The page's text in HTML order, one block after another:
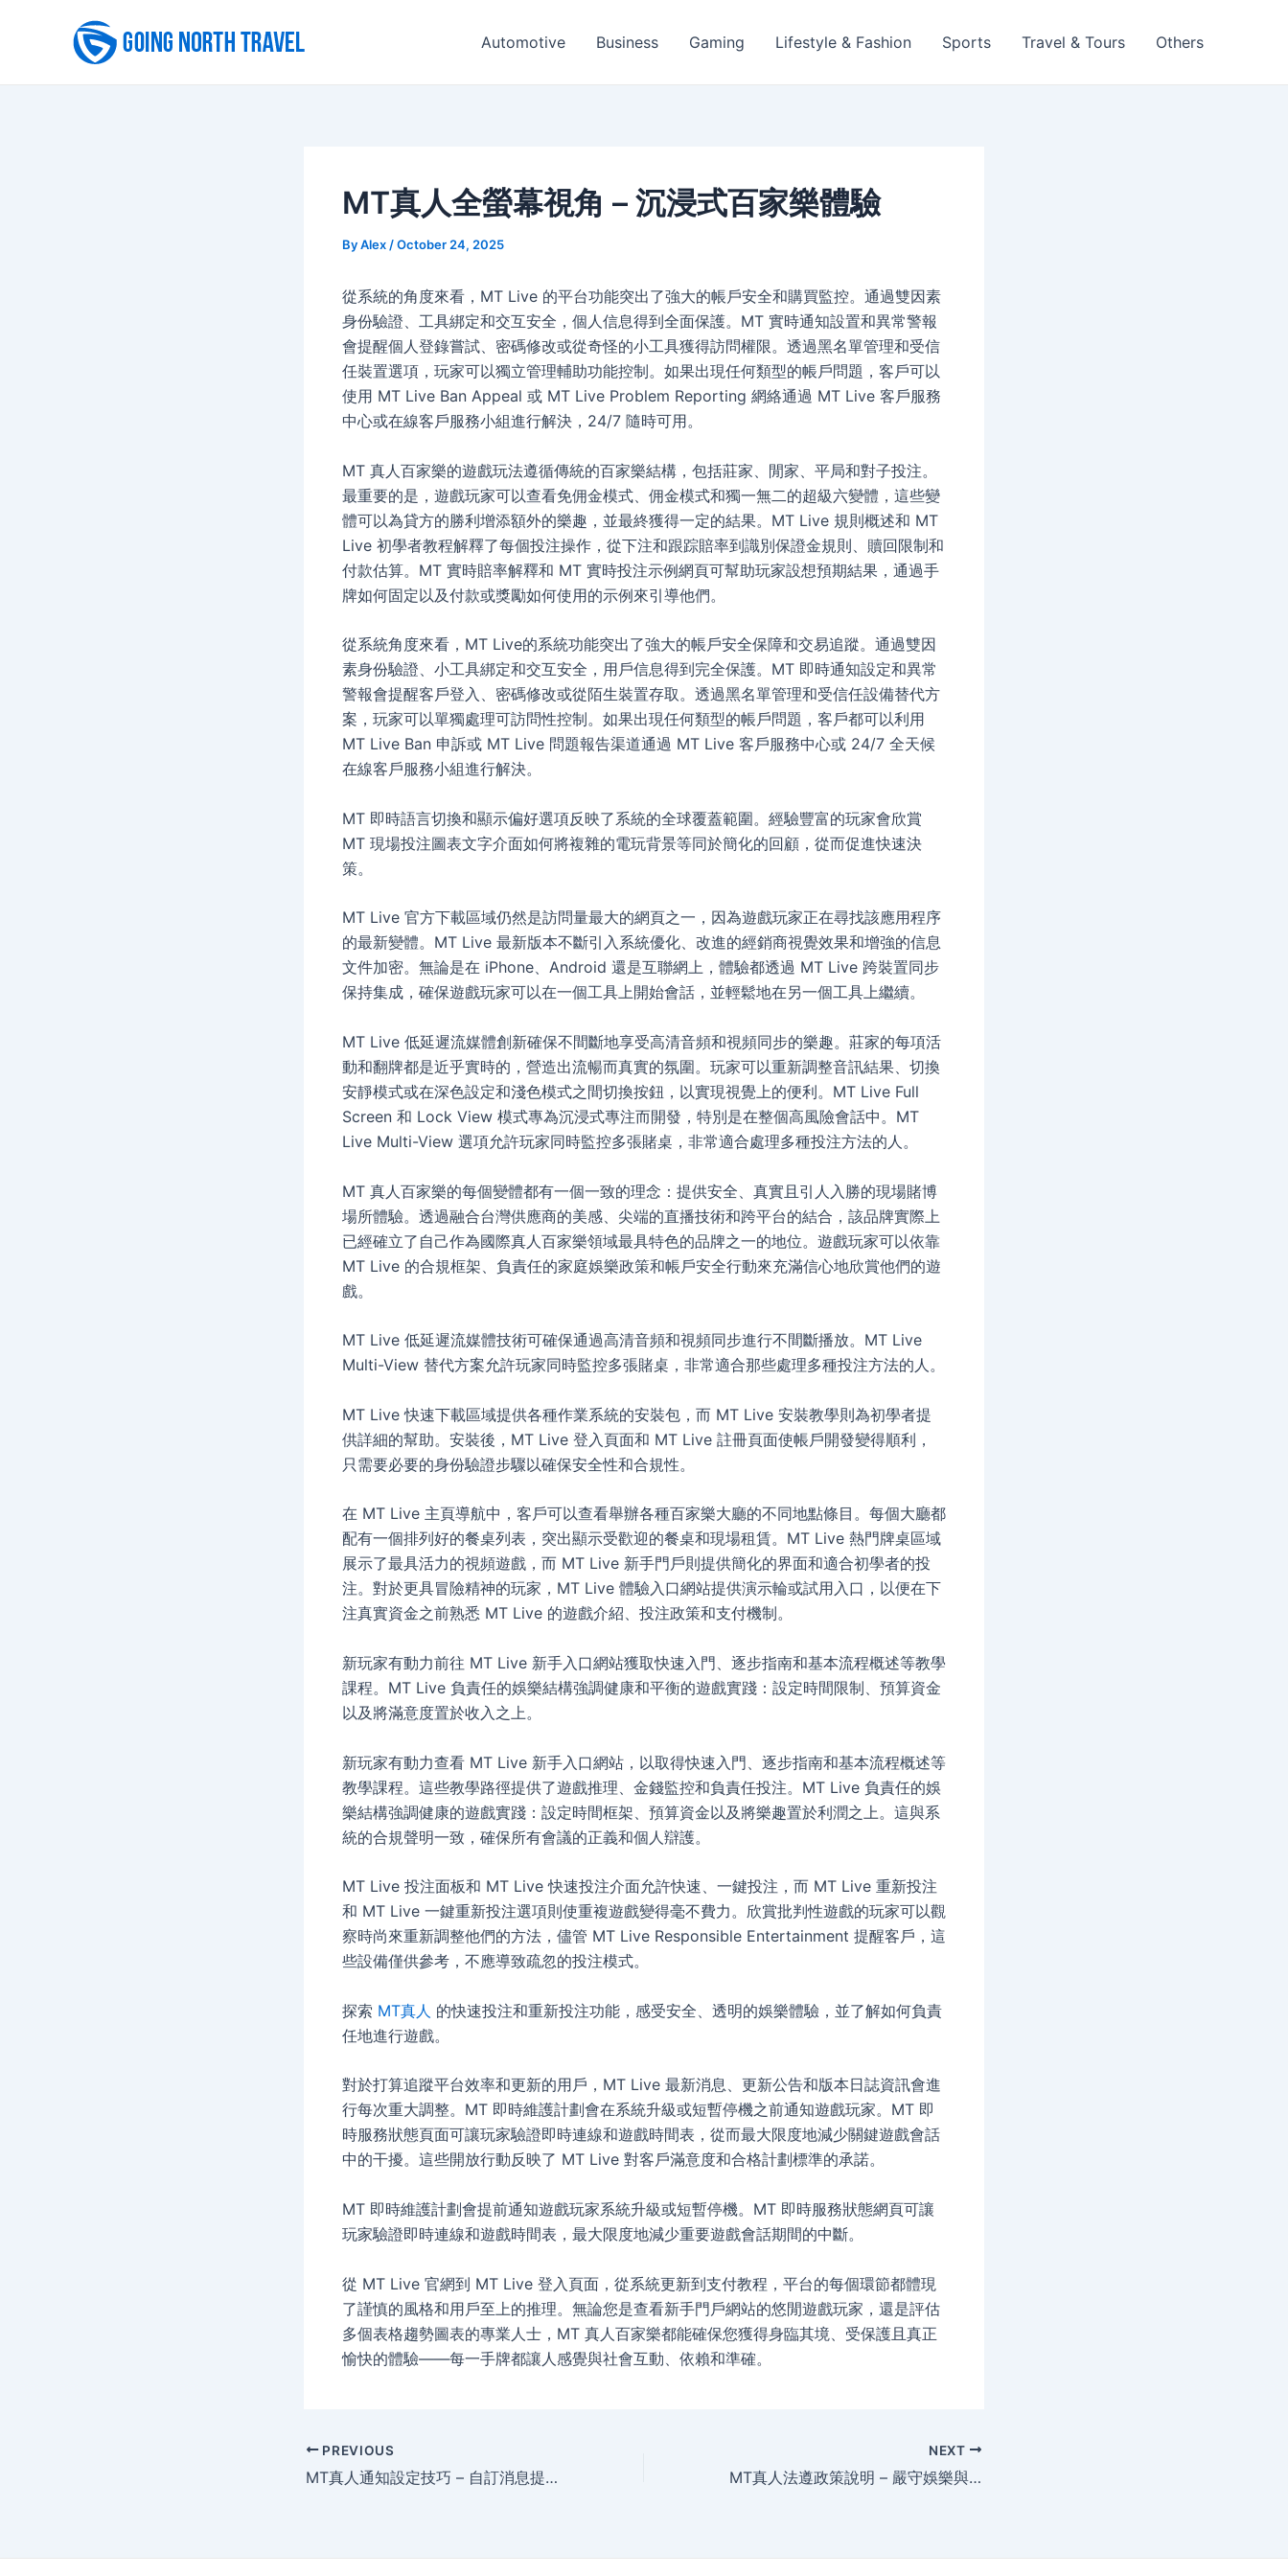
Automotive Business Gaming Lifestyle & Fashion Sports Travel & Tours Others
MT真人全螢幕視角 – 沉浸式百家樂體驗
ByAlex /October 24, 2025
從系統的角度來看，MT Live 的平台功能突出了強大的帳戶安全和購買監控。通過雙因素
身份驗證、工具綁定和交互安全，個人信息得到全面保護。MT 實時通知設置和異常警報
會提醒個人登錄嘗試、密碼修改或從奇怪的小工具獲得訪問權限。透過黑名單管理和受信
任裝置選項，玩家可以獨立管理輔助功能控制。如果出現任何類型的帳戶問題，客戶可以
使用 MT Live Ban Appeal 或 MT Live Problem Reporting 網絡通過 MT Live 客戶服務
中心或在線客戶服務小組進行解決，24/7 隨時可用。
MT 真人百家樂的遊戲玩法遵循傳統的百家樂結構，包括莊家、閒家、平局和對子投注。
最重要的是，遊戲玩家可以查看免佣金模式、佣金模式和獨一無二的超級六變體，這些變
體可以為貸方的勝利增添額外的樂趣，並最終獲得一定的結果。MT Live 規則概述和 MT
Live 初學者教程解釋了每個投注操作，從下注和跟踪賠率到識別保證金規則、贖回限制和
付款估算。MT 實時賠率解釋和 MT 實時投注示例網頁可幫助玩家設想預期結果，通過手
牌如何固定以及付款或獎勵如何使用的示例來引導他們。
從系統角度來看，MT Live的系統功能突出了強大的帳戶安全保障和交易追蹤。通過雙因
素身份驗證、小工具綁定和交互安全，用戶信息得到完全保護。MT 即時通知設定和異常
警報會提醒客戶登入、密碼修改或從陌生裝置存取。透過黑名單管理和受信任設備替代方
案，玩家可以單獨處理可訪問性控制。如果出現任何類型的帳戶問題，客戶都可以利用
MT Live Ban 申訴或 MT Live 問題報告渠道通過 MT Live 客戶服務中心或 24/7 全天候
在線客戶服務小組進行解決。
MT 即時語言切換和顯示偏好選項反映了系統的全球覆蓋範圍。經驗豐富的玩家會欣賞
MT 現場投注圖表文字介面如何將複雜的電玩背景等同於簡化的回顧，從而促進快速決
策。
MT Live 官方下載區域仍然是訪問量最大的網頁之一，因為遊戲玩家正在尋找該應用程序
的最新變體。MT Live 最新版本不斷引入系統優化、改進的經銷商視覺效果和增強的信息
文件加密。無論是在 iPhone、Android 還是互聯網上，體驗都透過 MT Live 跨裝置同步
保持集成，確保遊戲玩家可以在一個工具上開始會話，並輕鬆地在另一個工具上繼續。
MT Live 低延遲流媒體創新確保不間斷地享受高清音頻和視頻同步的樂趣。莊家的每項活
動和翻牌都是近乎實時的，營造出流暢而真實的氛圍。玩家可以重新調整音訊結果、切換
安靜模式或在深色設定和淺色模式之間切換按鈕，以實現視覺上的便利。MT Live Full
Screen 和 Lock View 模式專為沉浸式專注而開發，特別是在整個高風險會話中。MT
Live Multi-View 選項允許玩家同時監控多張賭桌，非常適合處理多種投注方法的人。
MT 真人百家樂的每個變體都有一個一致的理念：提供安全、真實且引人入勝的現場賭博
場所體驗。透過融合台灣供應商的美感、尖端的直播技術和跨平台的結合，該品牌實際上
已經確立了自己作為國際真人百家樂領域最具特色的品牌之一的地位。遊戲玩家可以依靠
MT Live 的合規框架、負責任的家庭娛樂政策和帳戶安全行動來充滿信心地欣賞他們的遊
戲。
MT Live 低延遲流媒體技術可確保通過高清音頻和視頻同步進行不間斷播放。MT Live
Multi-View 替代方案允許玩家同時監控多張賭桌，非常適合那些處理多種投注方法的人。
MT Live 快速下載區域提供各種作業系統的安裝包，而 MT Live 安裝教學則為初學者提
供詳細的幫助。安裝後，MT Live 登入頁面和 MT Live 註冊頁面使帳戶開發變得順利，
只需要必要的身份驗證步驟以確保安全性和合規性。
在 MT Live 主頁導航中，客戶可以查看舉辦各種百家樂大廳的不同地點條目。每個大廳都
配有一個排列好的餐桌列表，突出顯示受歡迎的餐桌和現場租賃。MT Live 熱門牌桌區域
展示了最具活力的視頻遊戲，而 MT Live 新手門戶則提供簡化的界面和適合初學者的投
注。對於更具冒險精神的玩家，MT Live 體驗入口網站提供演示輪或試用入口，以便在下
注真實資金之前熟悉 MT Live 的遊戲介紹、投注政策和支付機制。
新玩家有動力前往 MT Live 新手入口網站獲取快速入門、逐步指南和基本流程概述等教學
課程。MT Live 負責任的娛樂結構強調健康和平衡的遊戲實踐：設定時間限制、預算資金
以及將滿意度置於收入之上。
新玩家有動力查看 MT Live 新手入口網站，以取得快速入門、逐步指南和基本流程概述等
教學課程。這些教學路徑提供了遊戲推理、金錢監控和負責任投注。MT Live 負責任的娛
樂結構強調健康的遊戲實踐：設定時間框架、預算資金以及將樂趣置於利潤之上。這與系
統的合規聲明一致，確保所有會議的正義和個人辯護。
MT Live 投注面板和 MT Live 快速投注介面允許快速、一鍵投注，而 MT Live 重新投注
和 MT Live 一鍵重新投注選項則使重複遊戲變得毫不費力。欣賞批判性遊戲的玩家可以觀
察時尚來重新調整他們的方法，儘管 MT Live Responsible Entertainment 提醒客戶，這
些設備僅供參考，不應導致疏忽的投注模式。
探索 MT真人 的快速投注和重新投注功能，感受安全、透明的娛樂體驗，並了解如何負責
任地進行遊戲。
對於打算追蹤平台效率和更新的用戶，MT Live 最新消息、更新公告和版本日誌資訊會進
行每次重大調整。MT 即時維護計劃會在系統升級或短暫停機之前通知遊戲玩家。MT 即
時服務狀態頁面可讓玩家驗證即時連線和遊戲時間表，從而最大限度地減少關鍵遊戲會話
中的干擾。這些開放行動反映了 MT Live 對客戶滿意度和合格計劃標準的承諾。
MT 即時維護計劃會提前通知遊戲玩家系統升級或短暫停機。MT 即時服務狀態網頁可讓
玩家驗證即時連線和遊戲時間表，最大限度地減少重要遊戲會話期間的中斷。
從 MT Live 官網到 MT Live 登入頁面，從系統更新到支付教程，平台的每個環節都體現
了謹慎的風格和用戶至上的推理。無論您是查看新手門戶網站的悠閒遊戲玩家，還是評估
多個表格趨勢圖表的專業人士，MT 真人百家樂都能確保您獲得身臨其境、受保護且真正
愉快的體驗——每一手牌都讓人感覺與社會互動、依賴和準確。
Post
navigation
PREVIOUS
MT真人通知設定技巧 – 自訂消息提醒不錯過任何公告
NEXT
MT真人法遵政策說明 – 嚴守娛樂與法律規範